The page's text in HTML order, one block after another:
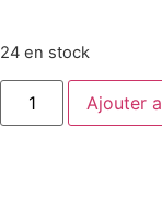
24 en stock
Ajouter